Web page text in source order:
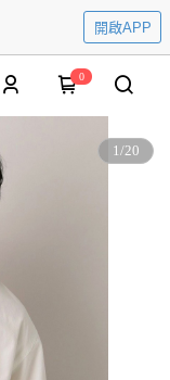
開啟APP
0
1/20